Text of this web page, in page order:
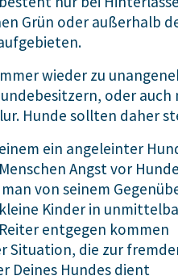
Grün oder außerhalb
wieder zu
oder
Hunde sollten daher
ein angeleinter
Angst vor
von seinem
Kinder in
entgegen kommen
Situation, die zur
Deines Hundes dient